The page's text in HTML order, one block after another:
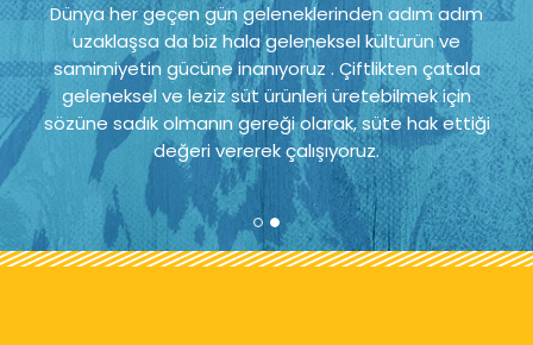
Dünya her geçen gün geleneklerinden adım adım
uzaklaşsa da biz hala geleneksel kültürün ve
samimiyetin gücüne inanıyoruz . Çiftlikten çatala
geleneksel ve leziz süt ürünleri üretebilmek için
sözüne sadık olmanın gereği olarak, süte hak ettiği
değeri vererek çalışıyoruz.